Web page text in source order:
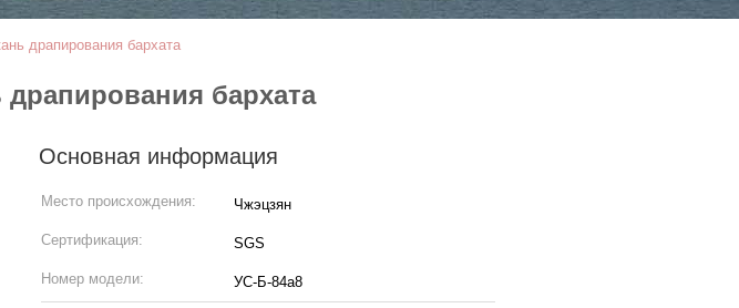
драпирования бархата
бархата
Основная информация
Место происхождения: Чжэцзян
Сертификация: SGS
Номер модели: УС-Б-84а8